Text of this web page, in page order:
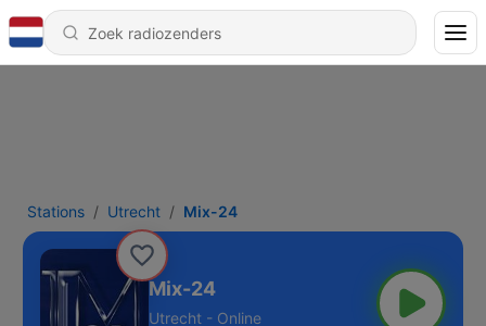
Stations Utrecht Mix-24
Mix-24
Utrecht - Online